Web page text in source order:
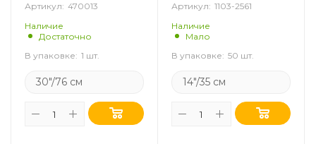
Артикул: 470013
Наличие
Достаточно
В упаковке: 1 шт.
30"/76 см
Артикул: 1103-2561
Наличие
Мало
В упаковке: 50 шт.
14"/35 см